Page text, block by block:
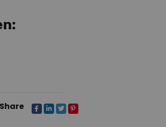
Share